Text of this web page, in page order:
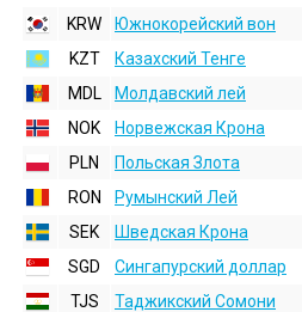
KRW
Южнокорейский вон
KZT
Казахский Тенге
MDL
Молдавский лей
NOK
Норвежская Крона
PLN
Польская Злота
RON
Румынский Лей
SEK
Шведская Крона
SGD
Сингапурский доллар
TJS
Таджикский Сомони